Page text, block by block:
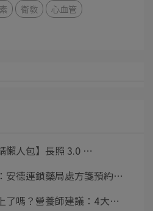
衛教
心血管
懶人包】長照 3.0 ⋯
安德連鎖藥局處方箋預約⋯
了嗎？營養師建議：4大⋯